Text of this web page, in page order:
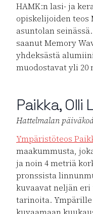
HAMK:n lasi- ja
opiskelijoiden teos
asuntolan
saanut Memory
yhdeksästä
muodostavat yli 20
Paikka, Olli
Hattelmalan
Ympäristöteos
maakummusta,
ja noin 4 metriä
pronssista
kuvaavat neljän
tarinoita.